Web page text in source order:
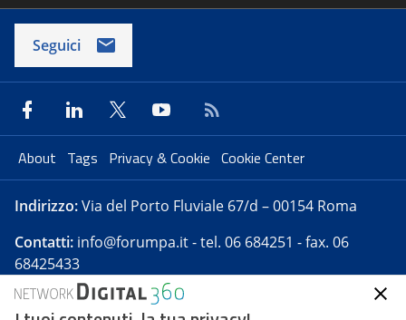
Seguici
About Tags Privacy & Cookie Cookie Center
Indirizzo:Via del Porto Fluviale 67/d – 00154 Roma
Contatti: info@forumpa.it- tel. 06 684251 - fax. 06
68425433
Forumpa.itè una pubblicazione telematica iscritta